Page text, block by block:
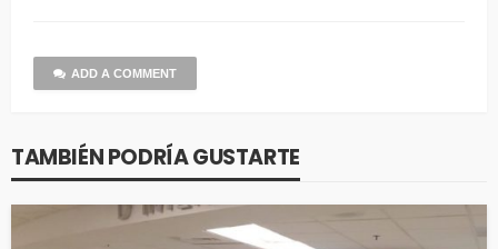
ADD A COMMENT
TAMBIÉN PODRÍA GUSTARTE